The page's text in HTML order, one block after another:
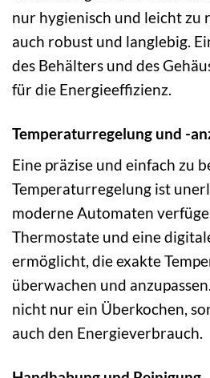
nur hygienisch und leicht zu
auch robust und langlebig.
des Behälters und des
für die Energieeffizienz.
Temperaturregelung und -
Eine präzise und einfach zu
Temperaturregelung ist
moderne Automaten
Thermostate und eine
ermöglicht, die exakte
überwachen und
nicht nur ein Überkochen,
auch den Energieverbrauch.